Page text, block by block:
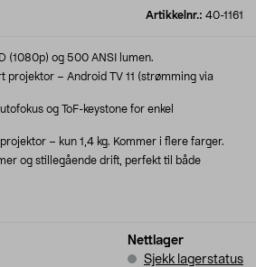
Artikkelnr.: 40-1161
Nettlager
Sjekk lagerstatus
(1080p) og 500 ANSI lumen.
projektor – Android TV 11 (strømming via
og ToF-keystone for enkel
– kun 1,4 kg. Kommer i flere farger.
og stillegående drift, perfekt til både